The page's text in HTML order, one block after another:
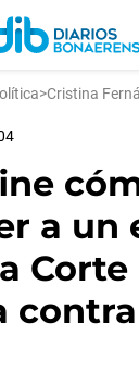
>Cristina
a un
Corte